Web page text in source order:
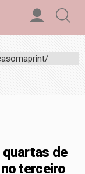
quartas de
terceiro